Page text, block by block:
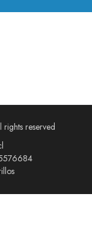
reserved